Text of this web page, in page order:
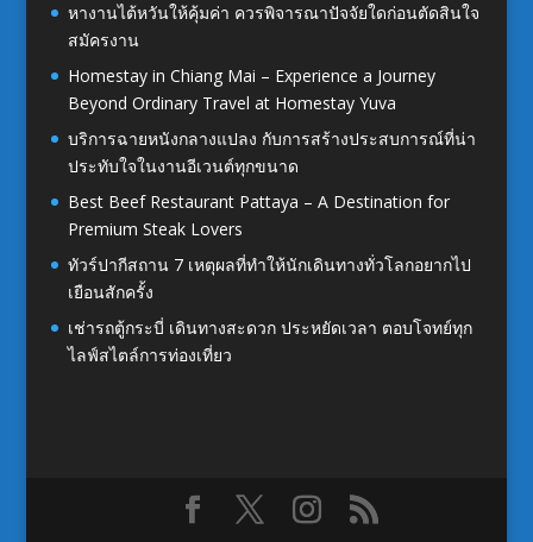
หางานไต้หวันให้คุ้มค่า ควรพิจารณาปัจจัยใดก่อนตัดสินใจ
สมัครงาน
Homestay in Chiang Mai – Experience a Journey
Beyond Ordinary Travel at Homestay Yuva
บริการฉายหนังกลางแปลง กับการสร้างประสบการณ์ที่น่า
ประทับใจในงานอีเวนต์ทุกขนาด
Best Beef Restaurant Pattaya – A Destination for
Premium Steak Lovers
ทัวร์ปากีสถาน 7 เหตุผลที่ทำให้นักเดินทางทั่วโลกอยากไป
เยือนสักครั้ง
เช่ารถตู้กระบี่ เดินทางสะดวก ประหยัดเวลา ตอบโจทย์ทุก
ไลฟ์สไตล์การท่องเที่ยว